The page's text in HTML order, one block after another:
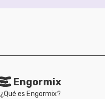
Engormix
¿Qué es Engormix?